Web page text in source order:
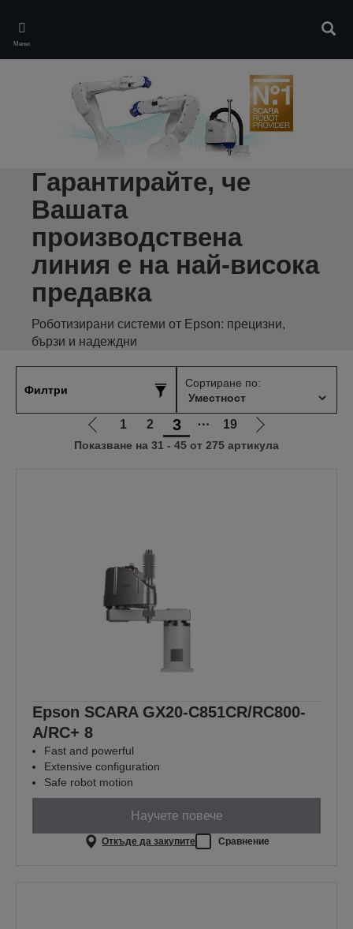
main
content
Меню
Гарантирайте, че
Вашата
производствена
линия е на най-висока
предавка
Роботизирани системи от Epson: прецизни,
бързи и надеждни
Филтри
Сортиране по:
Отиди
на
1 2 3 ⋯ 19
Отиди
на
Показване на 31 - 45 от 275 артикула
Epson SCARA GX20-C851CR/RC800-
A/RC+ 8
Fast and powerful
Extensive configuration
Safe robot motion
Научете повече
Откъде да закупите Сравнение